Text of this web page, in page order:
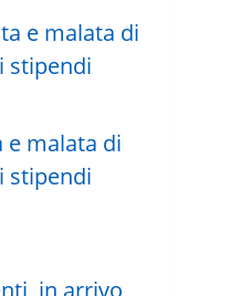
e malata di
stipendi